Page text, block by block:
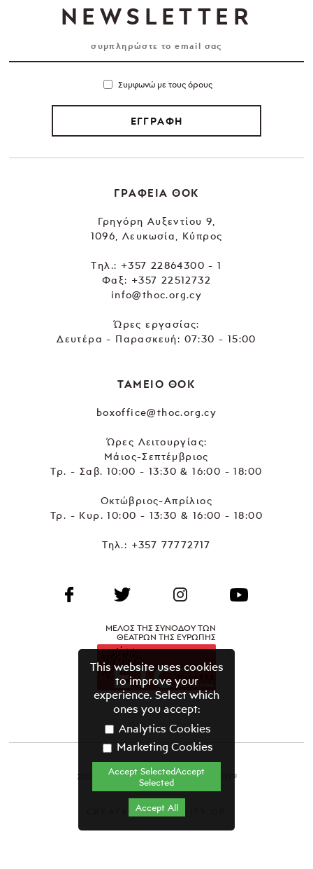
NEWSLETTER
Συμφωνώ με τους όρους
ΕΓΓΡΑΦΗ
ΓΡΑΦΕΙΑ ΘΟΚ
Γρηγόρη Αυξεντίου 9,
1096, Λευκωσία, Κύπρος
Tηλ.: +357 22864300 - 1
Φαξ: +357 22512732
info@thoc.org.cy
Ώρες εργασίας:
Δευτέρα - Παρασκευή: 07:30 - 15:00
ΤΑΜΕΙΟ ΘΟΚ
boxoffice@thoc.org.cy
Ώρες Λειτουργίας:
Μάιος-Σεπτέμβριος
Τρ. - Σαβ. 10:00 - 13:30 & 16:00 - 18:00
Οκτώβριος-Απρίλιος
Τρ. - Κυρ. 10:00 - 13:30 & 16:00 - 18:00
Τηλ.: +357 77772717
ΜΕΛΟΣ ΤΗΣ ΣΥΝΟΔΟΥ ΤΩΝ
ΘΕΑΤΡΩΝ ΤΗΣ ΕΥΡΩΠΗΣ
2021 ΘΕΑΤΡΙΚΟΣ ΟΡΓΑΝΙΣΜΟΣ ΚΥΠΡΟΥ©
Όροι & Προϋποθέσεις
CREATED BY GRAVITY.GR
This website uses cookies
to improve your
experience. Select which
ones you accept:
Analytics Cookies
Marketing Cookies
Accept SelectedAccept
Selected
Accept All